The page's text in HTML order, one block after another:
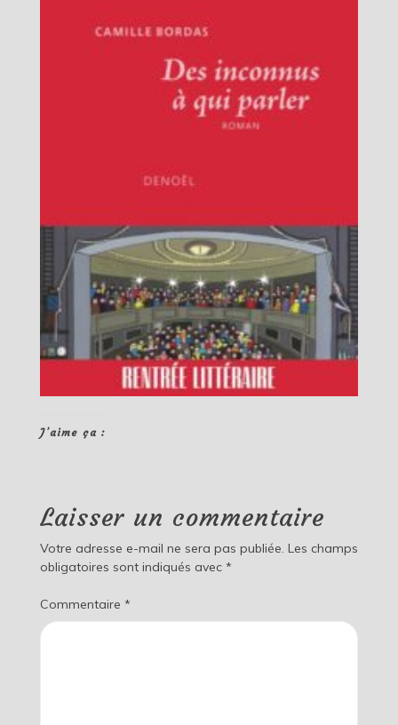
J’aime ça :
Laisser un commentaire
Votre adresse e-mail ne sera pas publiée. Les champs
obligatoires sont indiqués avec *
Commentaire *